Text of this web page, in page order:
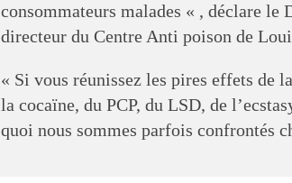
consommateurs malades « , déclare le
directeur du Centre Anti poison de
« Si vous réunissez les pires effets de
la cocaïne, du PCP, du LSD, de
quoi nous sommes parfois confrontés